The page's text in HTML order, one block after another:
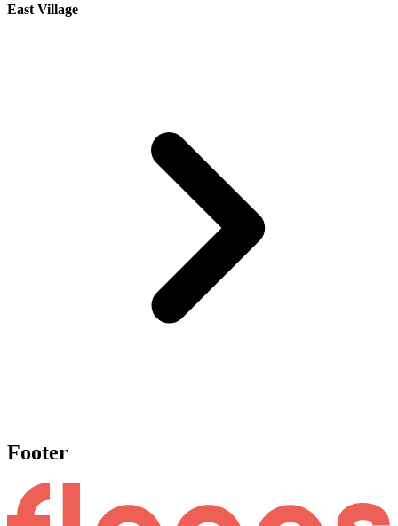
East Village
Footer